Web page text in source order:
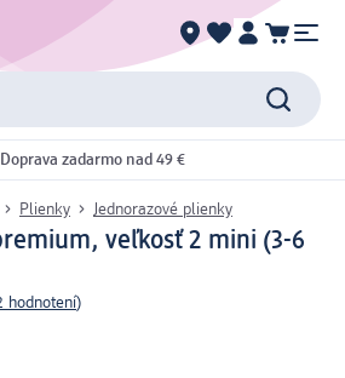
Doprava zadarmo nad 49 €
Plienky Jednorazové plienky
veľkosť 2 mini (3-6
hodnotení)